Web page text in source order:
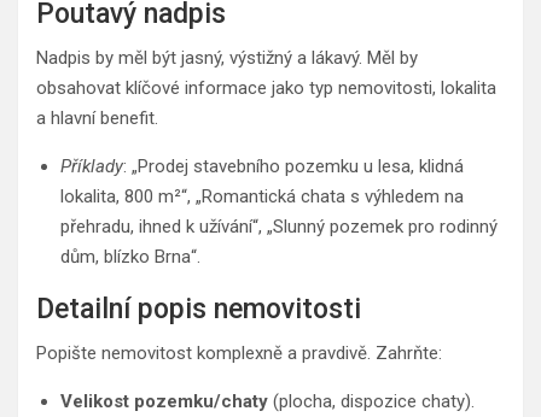
Poutavý nadpis
Nadpis by měl být jasný, výstižný a lákavý. Měl by
obsahovat klíčové informace jako typ nemovitosti, lokalita
a hlavní benefit.
Příklady: „Prodej stavebního pozemku u lesa, klidná
lokalita, 800 m²“, „Romantická chata s výhledem na
přehradu, ihned k užívání“, „Slunný pozemek pro rodinný
dům, blízko Brna“.
Detailní popis nemovitosti
Popište nemovitost komplexně a pravdivě. Zahrňte:
Velikost pozemku/chaty (plocha, dispozice chaty).